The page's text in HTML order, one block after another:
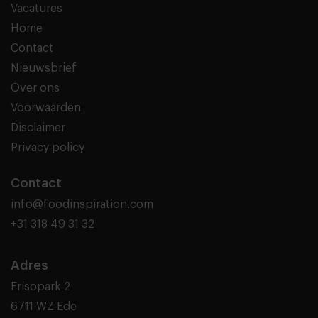
Vacatures
Home
Contact
Nieuwsbrief
Over ons
Voorwaarden
Disclaimer
Privacy policy
Contact
info@foodinspiration.com
+31 318 49 31 32
Adres
Frisopark 2
6711 WZ Ede